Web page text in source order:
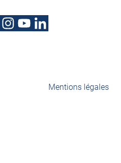
Mentions légales